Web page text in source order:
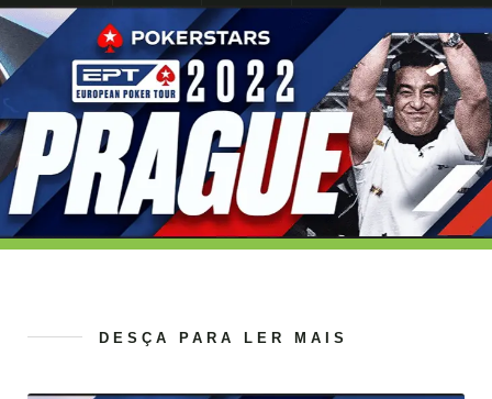
DESÇA PARA LER MAIS